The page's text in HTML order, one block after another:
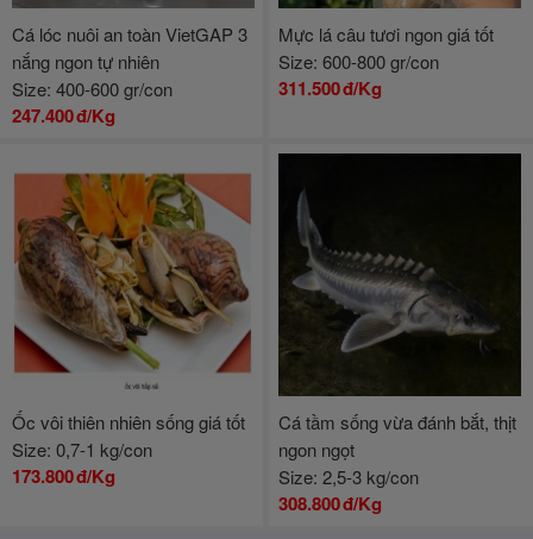
Cá lóc nuôi an toàn VietGAP 3
nắng ngon tự nhiên
Size: 400-600 gr/con
247.400đ/Kg
Mực lá câu tươi ngon giá tốt
Size: 600-800 gr/con
311.500đ/Kg
Ốc vôi thiên nhiên sống giá tốt
Size: 0,7-1 kg/con
173.800đ/Kg
Cá tầm sống vừa đánh bắt, thịt
ngon ngọt
Size: 2,5-3 kg/con
308.800đ/Kg